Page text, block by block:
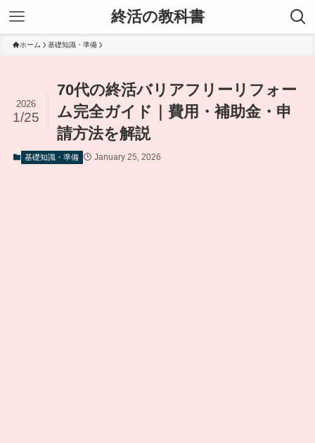
終活の教科書
ホーム 基礎知識・準備
70代の終活バリアフリーリフォー
ム完全ガイド｜費用・補助金・申
請方法を解説
2026
1/25
基礎知識・準備 January 25, 2026